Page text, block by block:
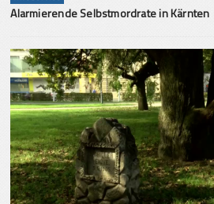
Alarmierende Selbstmordrate in Kärnten